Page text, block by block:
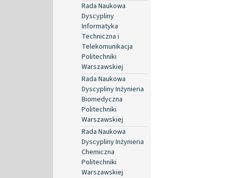
Rada Naukowa
Dyscypliny
Informatyka
Techniczna i
Telekomunikacja
Politechniki
Warszawskiej
Rada Naukowa
Dyscypliny Inżynieria
Biomedyczna
Politechniki
Warszawskiej
Rada Naukowa
Dyscypliny Inżynieria
Chemiczna
Politechniki
Warszawskiej